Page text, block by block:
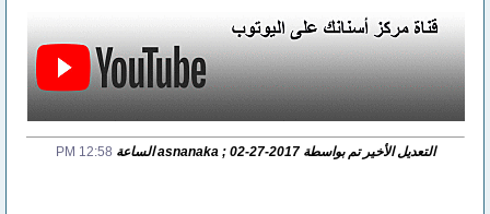
التعديل الأخير تم بواسطة asnanaka ; 02-27-2017 الساعة 12:58 PM